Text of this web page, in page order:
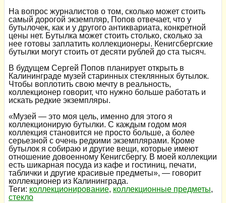
На вопрос журналистов о том, сколько может стоить
самый дорогой экземпляр, Попов отвечает, что у
бутылочек, как и у другого антиквариата, конкретной
цены нет. Бутылка может стоить столько, сколько за
нее готовы заплатить коллекционеры. Кенигсбергские
бутылки могут стоить от десяти рублей до ста тысяч.
В будущем Сергей Попов планирует открыть в
Калининграде музей старинных стеклянных бутылок.
Чтобы воплотить свою мечту в реальность,
коллекционер говорит, что нужно больше работать и
искать редкие экземпляры.
«Музей — это моя цель, именно для этого я
коллекционирую бутылки. С каждым годом моя
коллекция становится не просто больше, а более
серьезной с очень редкими экземплярами. Кроме
бутылок я собираю и другие вещи, которые имеют
отношение довоенному Кенигсбергу. В моей коллекции
есть шикарная посуда из кафе и гостиниц, печати,
таблички и другие красивые предметы», — говорит
коллекционер из Калининграда.
Теги: коллекционирование, коллекционные предметы,
стекло